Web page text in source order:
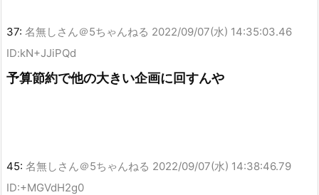
37: 名無しさん＠5ちゃんねる 2022/09/07(水) 14:35:03.46
ID:kN+JJiPQd
予算節約で他の大きい企画に回すんや
45: 名無しさん＠5ちゃんねる 2022/09/07(水) 14:38:46.79
ID:+MGVdH2g0